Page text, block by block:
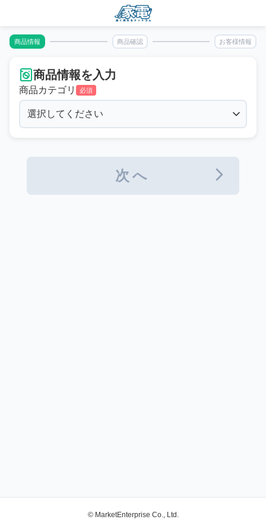
商品情報 商品確認 お客様情報
商品情報を入力
商品カテゴリ 必須
次へ
© MarketEnterprise Co., Ltd.